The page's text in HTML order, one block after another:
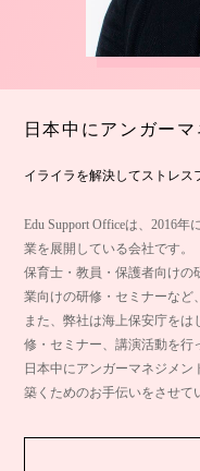
日本中にアンガーマ
イライラを解決してストレス
Edu Support Officeは、2016
業を展開している会社です。
保育士・教員・保護者向けの
業向けの研修・セミナーなど
また、弊社は海上保安庁を
修・セミナー、講演活動を行
日本中にアンガーマネジメ
築くためのお手伝いをさせて